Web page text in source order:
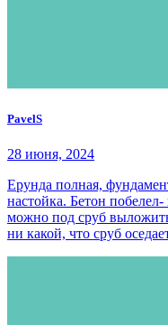
PavelS
28 июня, 2024
Ерунда полная,
настойка. Бетон
можно под сруб
ни какой, что сруб